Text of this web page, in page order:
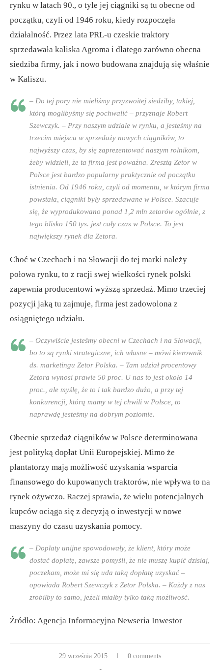
rynku w latach 90., o tyle jej ciągniki są tu obecne od
początku, czyli od 1946 roku, kiedy rozpoczęła
działalność. Przez lata PRL-u czeskie traktory
sprzedawała kaliska Agroma i dlatego zarówno obecna
siedziba firmy, jak i nowo budowana znajdują się właśnie
w Kaliszu.
– Do tej pory nie mieliśmy przyzwoitej siedziby, takiej,
którą moglibyśmy się pochwalić – przyznaje Robert
Szewczyk. – Przy naszym udziale w rynku, a jesteśmy na
trzecim miejscu w sprzedaży nowych ciągników, to
najwyższy czas, by się zaprezentować naszym rolnikom,
żeby widzieli, że ta firma jest poważna. Zresztą Zetor w
Polsce jest bardzo popularny praktycznie od początku
istnienia. Od 1946 roku, czyli od momentu, w którym firma
powstała, ciągniki były sprzedawane w Polsce. Szacuje
się, że wyprodukowano ponad 1,2 mln zetorów ogólnie, z
tego blisko 150 tys. jest cały czas w Polsce. To jest
największy rynek dla Zetora.
Choć w Czechach i na Słowacji do tej marki należy
połowa rynku, to z racji swej wielkości rynek polski
zapewnia producentowi wyższą sprzedaż. Mimo trzeciej
pozycji jaką tu zajmuje, firma jest zadowolona z
osiągniętego udziału.
– Oczywiście jesteśmy obecni w Czechach i na Słowacji,
bo to są rynki strategiczne, ich własne – mówi kierownik
ds. marketingu Zetor Polska. – Tam udział procentowy
Zetora wynosi prawie 50 proc. U nas to jest około 14
proc., ale myślę, że to i tak bardzo dużo, a przy tej
konkurencji, którą mamy w tej chwili w Polsce, to
naprawdę jesteśmy na dobrym poziomie.
Obecnie sprzedaż ciągników w Polsce determinowana
jest polityką dopłat Unii Europejskiej. Mimo że
plantatorzy mają możliwość uzyskania wsparcia
finansowego do kupowanych traktorów, nie wpływa to na
rynek ożywczo. Raczej sprawia, że wielu potencjalnych
kupców ociąga się z decyzją o inwestycji w nowe
maszyny do czasu uzyskania pomocy.
– Dopłaty unijne spowodowały, że klient, który może
dostać dopłatę, zawsze pomyśli, że nie muszę kupić dzisiaj,
poczekam, może mi się uda taką dopłatę uzyskać –
opowiada Robert Szewczyk z Zetor Polska. – Każdy z nas
zrobiłby to samo, jeżeli miałby tylko taką możliwość.
Źródło: Agencja Informacyjna Newseria Inwestor
29 września 2015 0 comments